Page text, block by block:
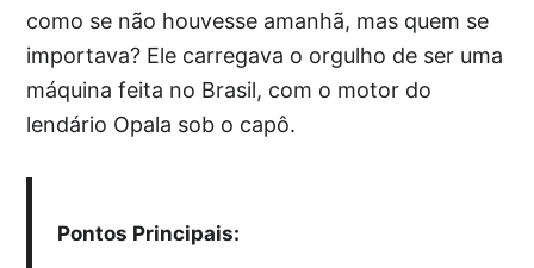
como se não houvesse amanhã, mas quem se
importava? Ele carregava o orgulho de ser uma
máquina feita no Brasil, com o motor do
lendário Opala sob o capô.
Pontos Principais: